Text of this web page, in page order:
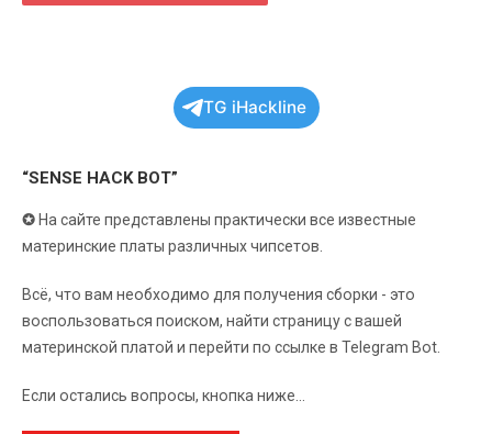
TG iHackline
“SENSE HACK BOT”
✪ На сайте представлены практически все известные
материнские платы различных чипсетов.
Всё, что вам необходимо для получения сборки - это
воспользоваться поиском, найти страницу с вашей
материнской платой и перейти по ссылке в Telegram Bot.
Если остались вопросы, кнопка ниже...